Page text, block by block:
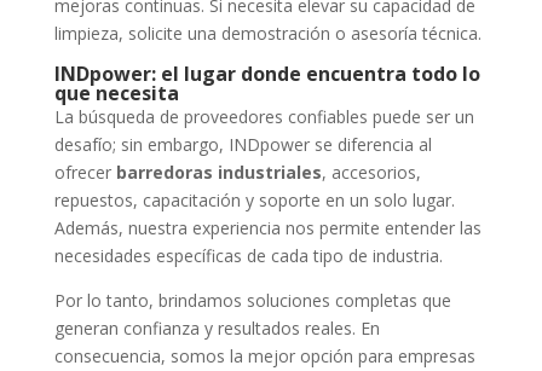
mejoras continuas. Si necesita elevar su capacidad de
limpieza, solicite una demostración o asesoría técnica.
INDpower: el lugar donde encuentra todo lo
que necesita
La búsqueda de proveedores confiables puede ser un
desafío; sin embargo, INDpower se diferencia al
ofrecer barredoras industriales, accesorios,
repuestos, capacitación y soporte en un solo lugar.
Además, nuestra experiencia nos permite entender las
necesidades específicas de cada tipo de industria.
Por lo tanto, brindamos soluciones completas que
generan confianza y resultados reales. En
consecuencia, somos la mejor opción para empresas